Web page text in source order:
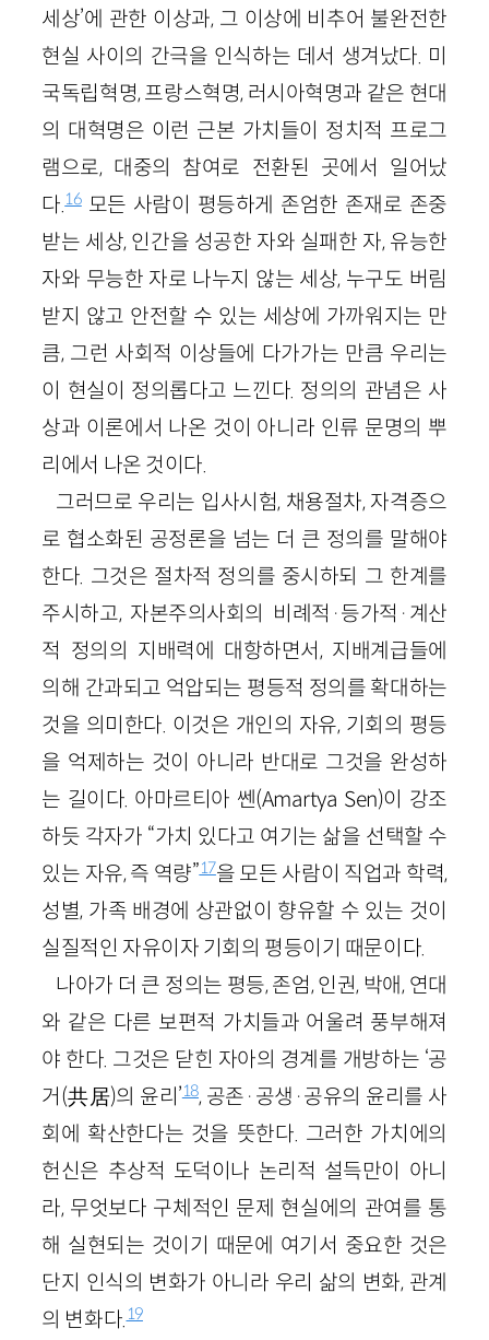
세상’에 관한 이상과, 그 이상에 비추어 불완전한
현실 사이의 간극을 인식하는 데서 생겨났다. 미
국독립혁명, 프랑스혁명, 러시아혁명과 같은 현대
의 대혁명은 이런 근본 가치들이 정치적 프로그
램으로, 대중의 참여로 전환된 곳에서 일어났
다.16모든 사람이 평등하게 존엄한 존재로 존중
받는 세상, 인간을 성공한 자와 실패한 자, 유능한
자와 무능한 자로 나누지 않는 세상, 누구도 버림
받지 않고 안전할 수 있는 세상에 가까워지는 만
큼, 그런 사회적 이상들에 다가가는 만큼 우리는
이 현실이 정의롭다고 느낀다. 정의의 관념은 사
상과 이론에서 나온 것이 아니라 인류 문명의 뿌
리에서 나온 것이다.
그러므로 우리는 입사시험, 채용절차, 자격증으
로 협소화된 공정론을 넘는 더 큰 정의를 말해야
한다. 그것은 절차적 정의를 중시하되 그 한계를
주시하고, 자본주의사회의 비례적·등가적·계산
적 정의의 지배력에 대항하면서, 지배계급들에
의해 간과되고 억압되는 평등적 정의를 확대하는
것을 의미한다. 이것은 개인의 자유, 기회의 평등
을 억제하는 것이 아니라 반대로 그것을 완성하
는 길이다. 아마르티아 쎈(Amartya Sen)이 강조
하듯 각자가 “가치 있다고 여기는 삶을 선택할 수
있는 자유, 즉 역량”17을 모든 사람이 직업과 학력,
성별, 가족 배경에 상관없이 향유할 수 있는 것이
실질적인 자유이자 기회의 평등이기 때문이다.
나아가 더 큰 정의는 평등, 존엄, 인권, 박애, 연대
와 같은 다른 보편적 가치들과 어울려 풍부해져
야 한다. 그것은 닫힌 자아의 경계를 개방하는 ‘공
거(共居)의 윤리’18, 공존·공생·공유의 윤리를 사
회에 확산한다는 것을 뜻한다. 그러한 가치에의
헌신은 추상적 도덕이나 논리적 설득만이 아니
라, 무엇보다 구체적인 문제 현실에의 관여를 통
해 실현되는 것이기 때문에 여기서 중요한 것은
단지 인식의 변화가 아니라 우리 삶의 변화, 관계
의 변화다.19